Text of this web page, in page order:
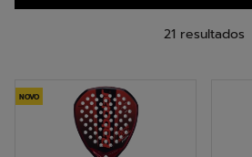
21 resultados
NOVO